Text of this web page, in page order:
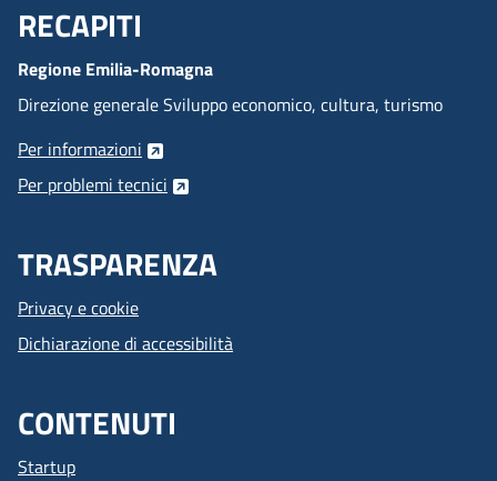
Menu Footer
RECAPITI
Regione Emilia-Romagna
Direzione generale Sviluppo economico, cultura, turismo
Per informazioni
Per problemi tecnici
TRASPARENZA
Privacy e cookie
Dichiarazione di accessibilità
CONTENUTI
Startup